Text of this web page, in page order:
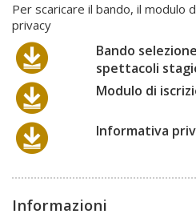
Per scaricare il bando, il modulo
privacy
Bando
spettacoli
Modulo di
Informativa
Informazioni